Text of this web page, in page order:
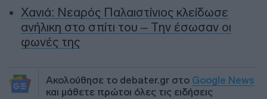
Χανιά: Νεαρός Παλαιστίνιος κλείδωσε
ανήλικη στο σπίτι του – Την έσωσαν οι
φωνές της
Ακολούθησε το debater.gr στο Google News
και μάθετε πρώτοι όλες τις ειδήσεις